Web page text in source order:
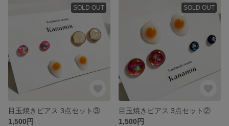
SOLD OUT
目玉焼きピアス 3点セット③
1,500円
SOLD OUT
目玉焼きピアス 3点セット②
1,500円